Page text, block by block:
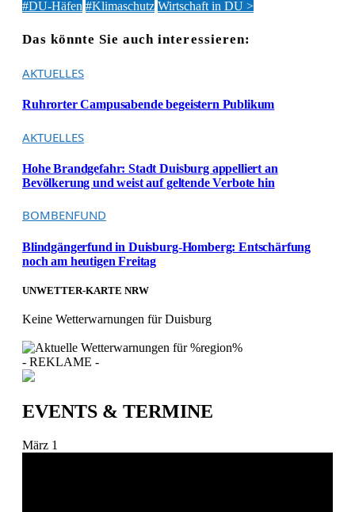
#DU-Häfen #Klimaschutz Wirtschaft in DU >
Das könnte Sie auch interessieren:
AKTUELLES
Ruhrorter Campusabende begeistern Publikum
AKTUELLES
Hohe Brandgefahr: Stadt Duisburg appelliert an
Bevölkerung und weist auf geltende Verbote hin
BOMBENFUND
Blindgängerfund in Duisburg-Homberg: Entschärfung
noch am heutigen Freitag
UNWETTER-KARTE NRW
Keine Wetterwarnungen für Duisburg
- REKLAME -
EVENTS & TERMINE
März 1